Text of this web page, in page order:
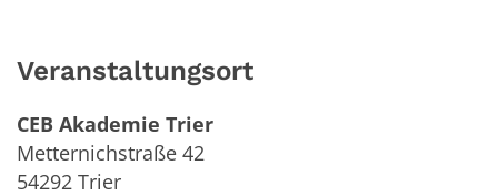
Veranstaltungsort
CEB Akademie Trier
Metternichstraße 42
54292 Trier